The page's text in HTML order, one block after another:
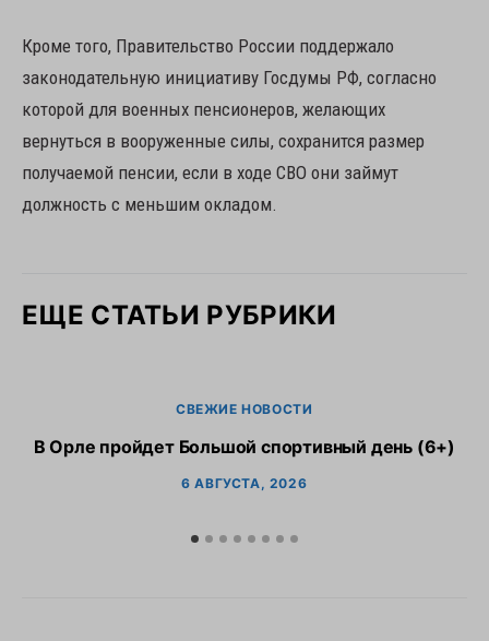
Кроме того, Правительство России поддержало
законодательную инициативу Госдумы РФ, согласно
которой для военных пенсионеров, желающих
вернуться в вооруженные силы, сохранится размер
получаемой пенсии, если в ходе СВО они займут
должность с меньшим окладом.
ЕЩЕ СТАТЬИ РУБРИКИ
СВЕЖИЕ НОВОСТИ
В Орле пройдет Большой спортивный день (6+)
6 АВГУСТА, 2026